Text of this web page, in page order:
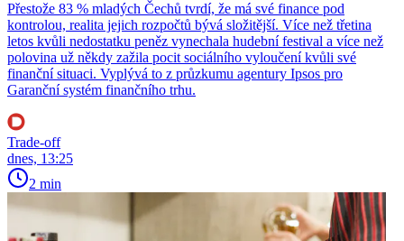
Přestože 83 % mladých Čechů tvrdí, že má své finance pod
kontrolou, realita jejich rozpočtů bývá složitější. Více než třetina
letos kvůli nedostatku peněz vynechala hudební festival a více než
polovina už někdy zažila pocit sociálního vyloučení kvůli své
finanční situaci. Vyplývá to z průzkumu agentury Ipsos pro
Garanční systém finančního trhu.
Trade-off
dnes, 13:25
2 min